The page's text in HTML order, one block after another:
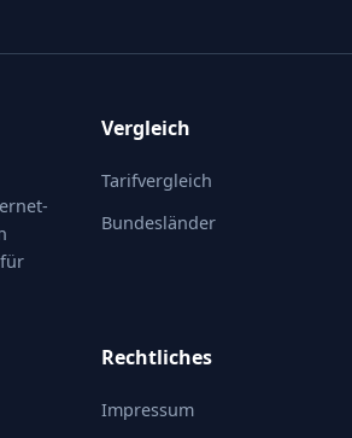
Vergleich
Tarifvergleich
Bundesländer
Rechtliches
Impressum